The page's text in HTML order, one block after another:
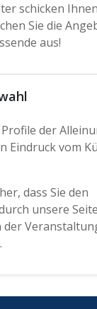
schicken
Sie die
aus!
Profile der
Eindruck vom
dass Sie den
unsere
der